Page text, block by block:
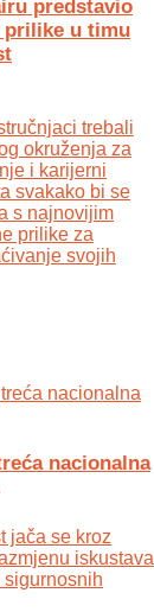
predstavio
prilike u timu
trebali
okruženja za
i karijerni
svakako bi se
s najnovijim
prilike za
svojih
nacionalna
jača se kroz
iskustava